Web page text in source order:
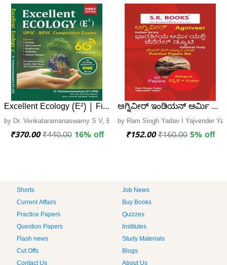
Excellent Ecology (E²) | First Edition | A 6G Generation
by Dr. Venkataramanaswamy S V, Banu Publication
₹370.00 ₹440.00 16% off
ಅಗ್ನಿವೀರ್ ಇಂಡಿಯನ್ ಆರ್ಮಿ ಜನರಲ್
by Ram Singh Yadav I Yajvender
₹152.00 ₹160.00 5% off
Shorts
Job News
Current Affairs
Buy Books
Practice Papers
Quizzes
Question Papers
Institutes
Flash news
Study Materials
Cut Offs
Blogs